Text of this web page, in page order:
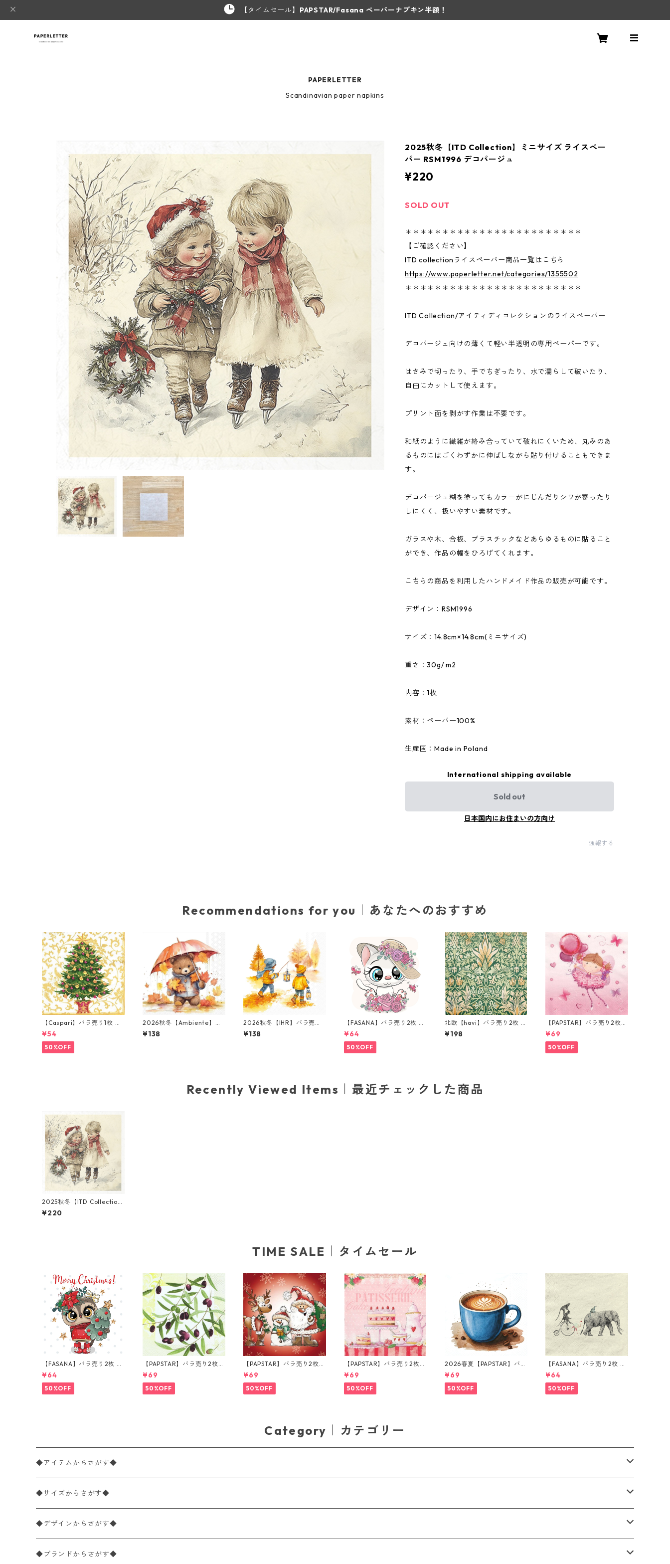
【タイムセール】 PAPSTAR/Fasana ペーパーナプキン半額！
PAPERLETTER
Scandinavian paper napkins
2025秋冬【ITD Collection】ミニサイズ ライスペー
パー RSM1996 デコパージュ
¥220
SOLD OUT
＊＊＊＊＊＊＊＊＊＊＊＊＊＊＊＊＊＊＊＊＊＊＊＊
【ご確認ください】
ITD collectionライスペーパー商品一覧はこちら
https://www.paperletter.net/categories/1355502
＊＊＊＊＊＊＊＊＊＊＊＊＊＊＊＊＊＊＊＊＊＊＊＊
ITD Collection/アイティディコレクションのライスペーパー
デコパージュ向けの薄くて軽い半透明の専用ペーパーです。
はさみで切ったり、手でちぎったり、水で濡らして破いたり、
自由にカットして使えます。
プリント面を剥がす作業は不要です。
和紙のように繊維が絡み合っていて破れにくいため、丸みのあ
るものにはごくわずかに伸ばしながら貼り付けることもできま
す。
デコパージュ糊を塗ってもカラーがにじんだりシワが寄ったり
しにくく、扱いやすい素材です。
ガラスや木、合板、プラスチックなどあらゆるものに貼ること
ができ、作品の幅をひろげてくれます。
こちらの商品を利用したハンドメイド作品の販売が可能です。
デザイン：RSM1996
サイズ：14.8cm×14.8cm(ミニサイズ)
重さ：30g/ m2
内容：1枚
素材：ペーパー100%
生産国：Made in Poland
International shipping available
Sold out
日本国内にお住まいの方向け
通報する
Recommendations for you｜あなたへのおすすめ
【Caspari】バラ売り1枚 ラ
ンチサイズ ペーパーナプキ
ン Gilded Tree ホワイト
¥54
50%OFF
2026秋冬【Ambiente】バ
ラ売り2枚 ランチサイズ ペ
ーパーナプキン Umbrella B
¥138
2026秋冬【IHR】バラ売り2
枚 ランチサイズ ペーパーナ
プキン Autumn Walk ホワ
¥138
【FASANA】バラ売り2枚 ラ
ンチサイズ ペーパーナプキ
ン Cartoon Kitten ホワイ
ト
¥64
50%OFF
北欧【havi】バラ売り2枚 ラ
ンチサイズ ペーパーナプキ
ン Snakeshead グリーン W
¥198
【PAPSTAR】バラ売り2枚
ランチサイズ ペーパーナプ
キン Little Dancer ピンク
¥69
50%OFF
Recently Viewed Items｜最近チェックした商品
2025秋冬【ITD Collectio
n】ミニサイズ ライスペーパ
ー RSM1996 デコパージュ
¥220
TIME SALE｜タイムセール
【FASANA】バラ売り2枚 ラ
ンチサイズ ペーパーナプキ
ン Christmas Owl ホワイト
¥64
50%OFF
【PAPSTAR】バラ売り2枚
ランチサイズ ペーパーナプ
キン Olive Twig オリーブ
¥69
50%OFF
【PAPSTAR】バラ売り2枚
ランチサイズ ペーパーナプ
キン Santas Companions
レッド
¥69
50%OFF
【PAPSTAR】バラ売り2枚
ランチサイズ ペーパーナプ
キン patisserie ピンク
¥69
50%OFF
2026春夏【PAPSTAR】バラ
売り2枚 ランチサイズ ペー
パーナプキン Cup of Coffe
e ホワイト
¥69
50%OFF
【FASANA】バラ売り2枚 ラ
ンチサイズ ペーパーナプキ
ン safari ナチュラル
¥64
50%OFF
Category｜カテゴリー
◆アイテムからさがす◆
ペーパーナプキン2枚バラ売り
ペーパーナプキン1枚バラ売り
ペーパーナプキン20枚入りパック
◆サイズからさがす◆
33×33cm（ランチサイズ）
バラ売り
25×25cm（カクテルサイズ）
◆デザインからさがす◆
花柄
◆ブランドからさがす◆